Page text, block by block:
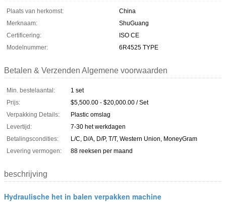
Plaats van herkomst:
China
Merknaam:
ShuGuang
Certificering:
ISO CE
Modelnummer:
6R4525 TYPE
Betalen & Verzenden Algemene voorwaarden
Min. bestelaantal:
1 set
Prijs:
$5,500.00 - $20,000.00 / Set
Verpakking Details:
Plastic omslag
Levertijd:
7-30 het werkdagen
Betalingscondities:
L/C, D/A, D/P, T/T, Western Union, MoneyGram
Levering vermogen:
88 reeksen per maand
beschrijving
Hydraulische het in balen verpakken machine